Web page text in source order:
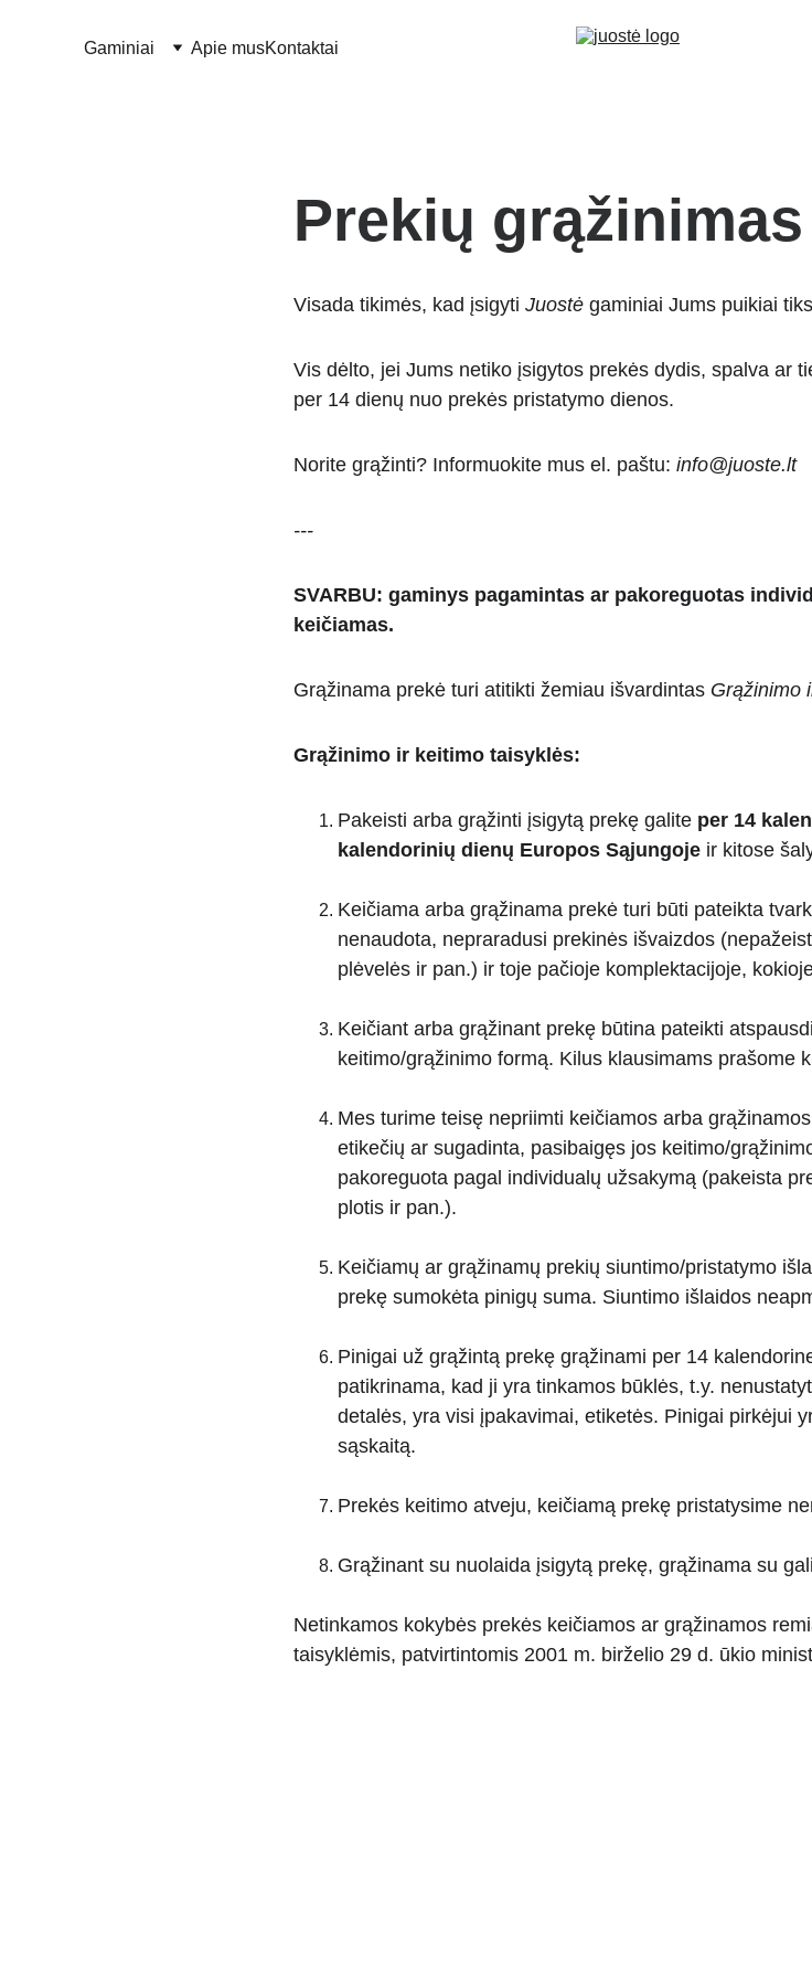
Gaminiai Apie musKontaktai
Prekių grąžinimas
Visada tikimės, kad įsigyti Juostė gaminiai Jums puikiai
Vis dėlto, jei Jums netiko įsigytos prekės dydis, spalva ar
per 14 dienų nuo prekės pristatymo dienos.
Norite grąžinti? Informuokite mus el. paštu: info@juoste.lt
---
SVARBU: gaminys pagamintas ar pakoreguotas
keičiamas.
Grąžinama prekė turi atitikti žemiau išvardintas Grąžinimo
Grąžinimo ir keitimo taisyklės:
Pakeisti arba grąžinti įsigytą prekę galite per 14
kalendorinių dienų Europos Sąjungoje ir kitose
Keičiama arba grąžinama prekė turi būti pateikta
nenaudota, nepraradusi prekinės išvaizdos
plėvelės ir pan.) ir toje pačioje komplektacijoje,
Keičiant arba grąžinant prekę būtina pateikti
keitimo/grąžinimo formą. Kilus klausimams prašome
Mes turime teisę nepriimti keičiamos arba
etikečių ar sugadinta, pasibaigęs jos keitimo/
pakoreguota pagal individualų užsakymą (pakeista
plotis ir pan.).
Keičiamų ar grąžinamų prekių siuntimo/pristatymo
prekę sumokėta pinigų suma. Siuntimo išlaidos
Pinigai už grąžintą prekę grąžinami per 14
patikrinama, kad ji yra tinkamos būklės, t.y.
detalės, yra visi įpakavimai, etiketės. Pinigai pirkėjui
sąskaitą.
Prekės keitimo atveju, keičiamą prekę pristatysime
Grąžinant su nuolaida įsigytą prekę, grąžinama su
Netinkamos kokybės prekės keičiamos ar grąžinamos
taisyklėmis, patvirtintomis 2001 m. birželio 29 d. ūkio